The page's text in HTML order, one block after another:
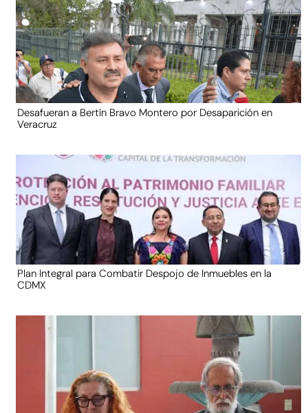
Desafueran a Bertín Bravo Montero por Desaparición en
Veracruz
Plan Integral para Combatir Despojo de Inmuebles en la
CDMX